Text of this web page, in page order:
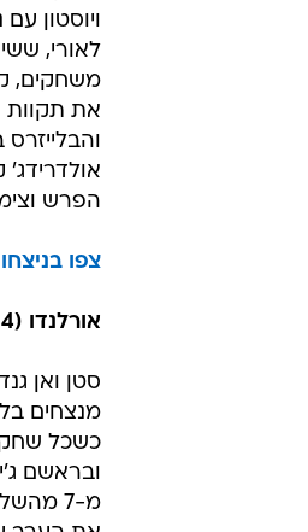
פורטלנד (31:27) - יוסטון (25:32) 94:89
יוסטון
שהשלימה
בדרכים:
הגיע
ויוסטון
את תקוות
הפרש וצימקו ל-2,
צפו